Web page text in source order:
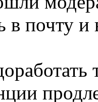
в почту